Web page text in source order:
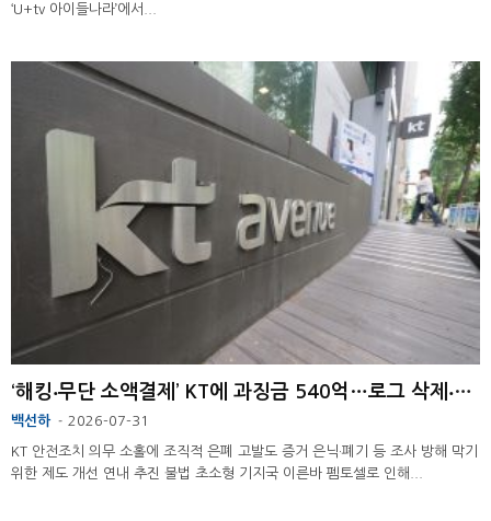
‘U+tv 아이들나라’에서...
‘해킹‧무단 소액결제’ KT에 과징금 540억…로그 삭제‧거짓 진술
백선하 - 2026-07-31
KT 안전조치 의무 소홀에 조직적 은폐 고발도 증거 은닉·폐기 등 조사 방해 막기
위한 제도 개선 연내 추진 불법 초소형 기지국 이른바 펨토셀로 인해...